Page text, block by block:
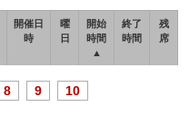
開催日
時
曜
日
開始
時間
▲
終了
時間
残
席
8 9 10